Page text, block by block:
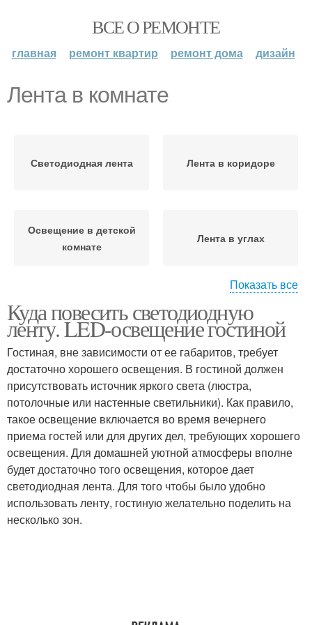
ВСЕ О РЕМОНТЕ
главная ремонт квартир ремонт дома дизайн
Лента в комнате
Светодиодная лента Лента в коридоре
Освещение в детской
комнате
Лента в углах
Лента на стену Светодиодные ленты
Лента в интерьере
Лайфхаки со
светодиодной лентой
Ленты для потолочного
освещения
Ленты для комнаты
Показать все
Куда повесить светодиодную
ленту. LED-освещение гостиной
Гостиная, вне зависимости от ее габаритов, требует
достаточно хорошего освещения. В гостиной должен
присутствовать источник яркого света (люстра,
потолочные или настенные светильники). Как правило,
такое освещение включается во время вечернего
приема гостей или для других дел, требующих хорошего
освещения. Для домашней уютной атмосферы вполне
будет достаточно того освещения, которое дает
светодиодная лента. Для того чтобы было удобно
использовать ленту, гостиную желательно поделить на
несколько зон.